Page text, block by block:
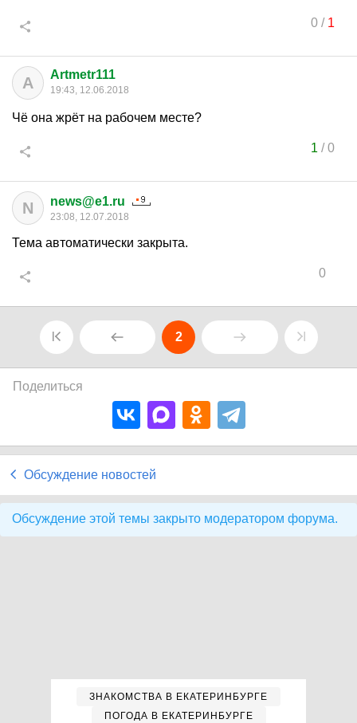
0/ 1
A Artmetr111
19:43, 12.06.2018
Чё она жрёт на рабочем месте?
1 /0
N news@e1.ru
23:08, 12.07.2018
Тема автоматически закрыта.
0
2
Поделиться
Обсуждение новостей
Обсуждение этой темы закрыто модератором форума.
ЗНАКОМСТВА В ЕКАТЕРИНБУРГЕ
ПОГОДА В ЕКАТЕРИНБУРГЕ